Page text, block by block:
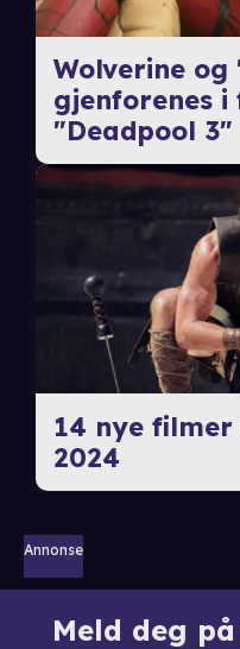
Wolverine og
gjenforenes
"Deadpool 3"
14 nye
2024
Annonse
Meld deg